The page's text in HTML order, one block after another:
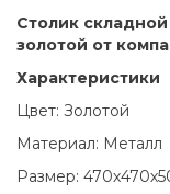
Столик
золотой от
Характеристики
Цвет: Золотой
Материал: Металл
Размер: